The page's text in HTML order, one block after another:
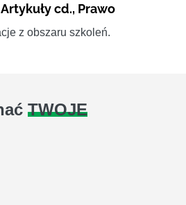
Artykuły cd., Prawo
z obszaru szkoleń.
TWOJE